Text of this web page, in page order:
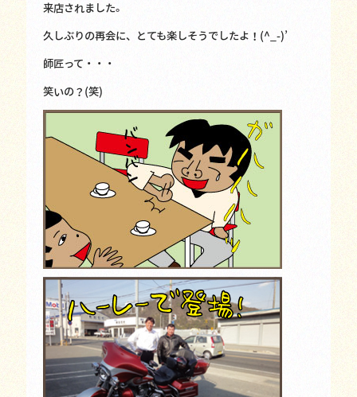
来店されました。
久しぶりの再会に、とても楽しそうでしたよ！(^_-)’
師匠って・・・
笑いの？(笑)